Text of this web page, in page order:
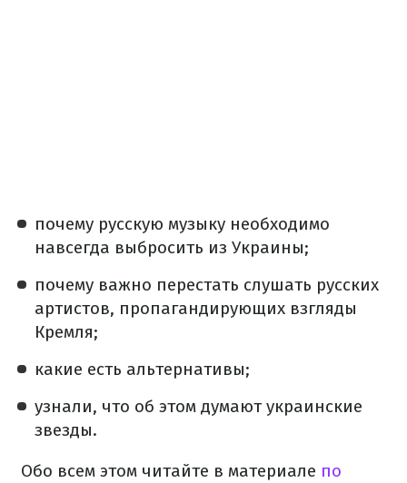
почему русскую музыку необходимо
навсегда выбросить из Украины;
почему важно перестать слушать русских
артистов, пропагандирующих взгляды
Кремля;
какие есть альтернативы;
узнали, что об этом думают украинские
звезды.
Обо всем этом читайте в материале по